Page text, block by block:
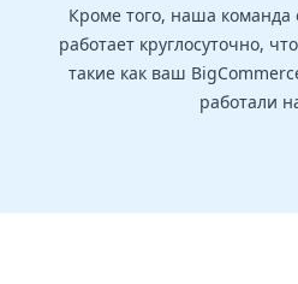
Кроме того, наша
работает круглосуточно,
такие как ваш
работали